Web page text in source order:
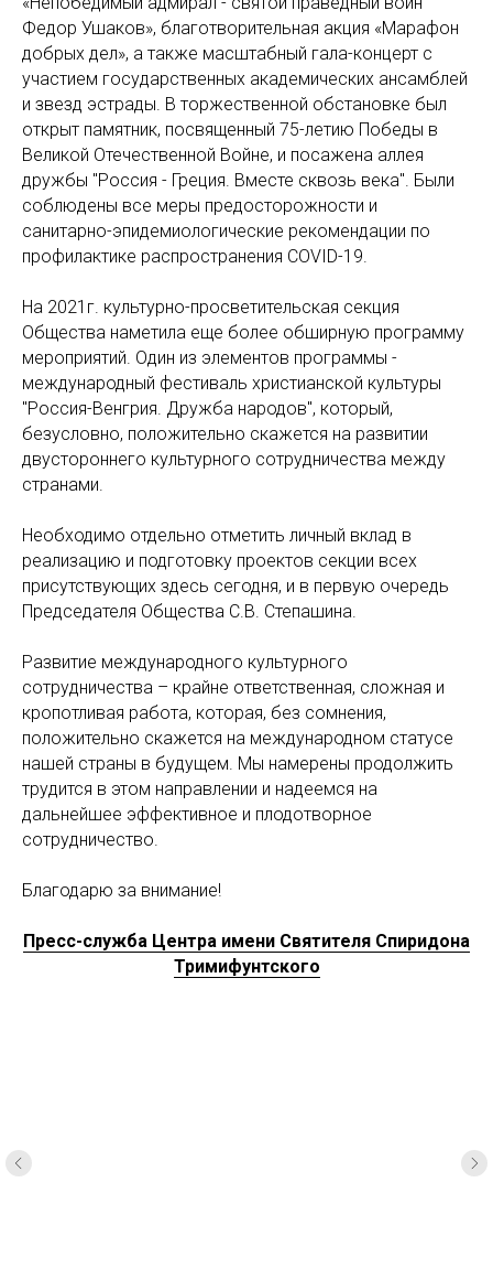
Федор Ушаков», благотворительная акция «Марафон
добрых дел», а также масштабный гала-концерт с
участием государственных академических ансамблей
и звезд эстрады. В торжественной обстановке был
открыт памятник, посвященный 75-летию Победы в
Великой Отечественной Войне, и посажена аллея
дружбы "Россия - Греция. Вместе сквозь века". Были
соблюдены все меры предосторожности и
санитарно-эпидемиологические рекомендации по
профилактике распространения COVID-19.
На 2021г. культурно-просветительская секция
Общества наметила еще более обширную программу
мероприятий. Один из элементов программы -
международный фестиваль христианской культуры
"Россия-Венгрия. Дружба народов", который,
безусловно, положительно скажется на развитии
двустороннего культурного сотрудничества между
странами.
Необходимо отдельно отметить личный вклад в
реализацию и подготовку проектов секции всех
присутствующих здесь сегодня, и в первую очередь
Председателя Общества С.В. Степашина.
Развитие международного культурного
сотрудничества – крайне ответственная, сложная и
кропотливая работа, которая, без сомнения,
положительно скажется на международном статусе
нашей страны в будущем. Мы намерены продолжить
трудится в этом направлении и надеемся на
дальнейшее эффективное и плодотворное
сотрудничество.
Благодарю за внимание!
Пресс-служба Центра имени Святителя Спиридона
Тримифунтского